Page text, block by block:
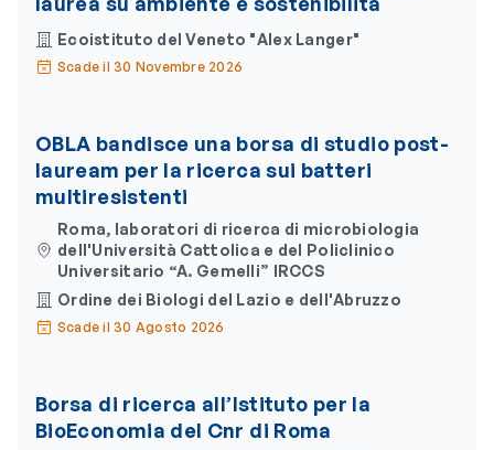
Ecoistituto del Veneto "Alex Langer"
Scade il 30 Novembre 2026
OBLA bandisce una borsa di studio post-
lauream per la ricerca sui batteri
multiresistenti
Roma, laboratori di ricerca di microbiologia
dell'Università Cattolica e del Policlinico
Universitario “A. Gemelli” IRCCS
Ordine dei Biologi del Lazio e dell'Abruzzo
Scade il 30 Agosto 2026
Borsa di ricerca all’Istituto per la
BioEconomia del Cnr di Roma